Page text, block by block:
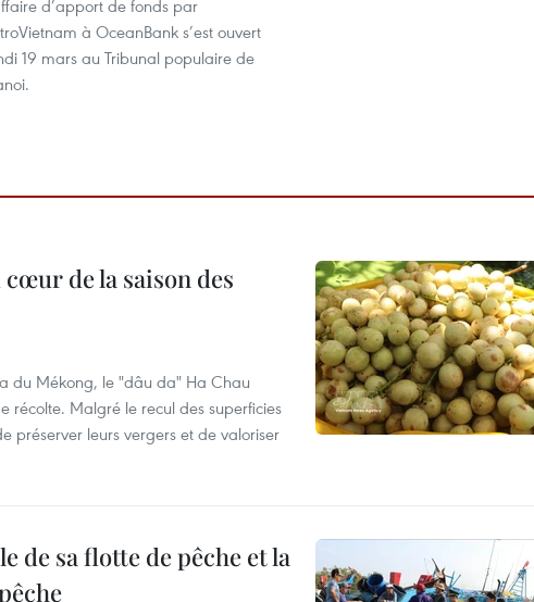
d’apport de fonds par
à OceanBank s’est ouvert
19 mars au Tribunal populaire de
cœur de la saison des
du Mékong, le "dâu da" Ha Chau
récolte. Malgré le recul des superficies
préserver leurs vergers et de valoriser
de sa flotte de pêche et la